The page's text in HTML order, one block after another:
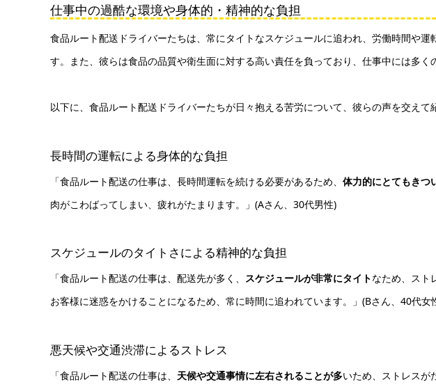
仕事中の過酷な環境や身体的・精神的な負担
食品ルート配送ドライバーたちは、常にタイトなスケジュールに追われ、労働時間や
す。また、彼らは食品の品質や衛生面に対する高い責任を負っており、仕事中には多く
以下に、食品ルート配送ドライバーたちが日々抱える苦労について、彼らの声を交えて
長時間の運転による身体的な負担
「食品ルート配送の仕事は、長時間運転を続ける必要があるため、 体力的にとてもきつ
肉がこわばってしまい、疲れがたまります。」(Aさん、30代男性)
スケジュールのタイトさによる精神的な負担
「食品ルート配送の仕事は、配送先が多く、 スケジュールが非常にタイトなため、スト
お客様に迷惑をかけることになるため、常に時間に追われています。」(Bさん、40代女
悪天候や交通渋滞によるストレス
「食品ルート配送の仕事は、 天候や交通事情に左右されることが多いため、ストレスが